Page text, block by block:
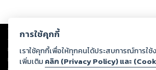
Copyright © 2026
ต่อผลงานหรือเนื้อหาใดที่อัปโหลดผ่านเว็บไซต์และปรากฏ
ทรัพย์สินทางปัญญาของบุคคลอื่นหรือขัดต่อกฎหมายแล
ทุกท่านโปรดใช้วิจารณญาณในการกลั่นกรองด้วยตนเอง
การใช้คุกกี้
เราใช้คุกกี้เพื่อให้ทุกคนได้ประสบการณ์การใ
เพิ่มเติม คลิก (Privacy Policy) และ